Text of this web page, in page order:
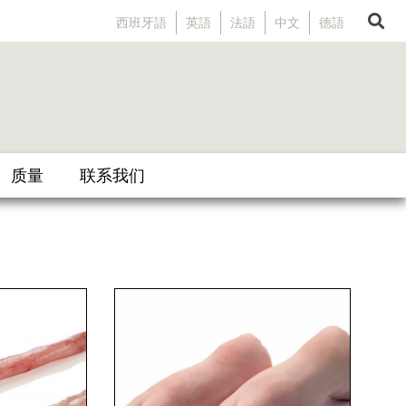
西班牙語 英語 法語 中文 德語
质量 联系我们